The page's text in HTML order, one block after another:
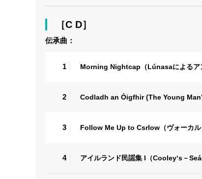
［C D］
伝承曲：
1 Morning Nightcap（Lúnasaによるア
2 Codladh an Óigfhir (The Young
3 Follow Me Up to Csrlow（ヴォーカル
4 アイルランド民謡集 I（Cooley‘s－